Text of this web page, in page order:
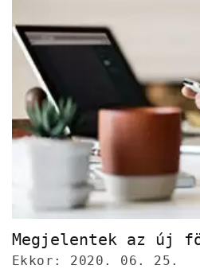
Megjelentek az új
Ekkor: 2020. 06. 25.